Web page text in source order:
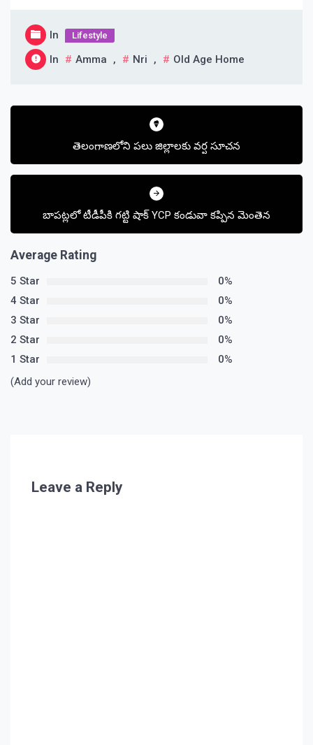
In Lifestyle
In Amma , Nri , Old Age Home
Post
తెలంగాణలోని పలు జిల్లాలకు వర్ష సూచన
బాపట్లలో టీడీపీకి గట్టి షాక్ YCP కండువా కప్పిన మెంతెన
Average Rating
5 Star
0%
4 Star
0%
3 Star
0%
2 Star
0%
1 Star
0%
(Add your review)
Leave a Reply